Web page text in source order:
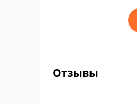
Отзывы